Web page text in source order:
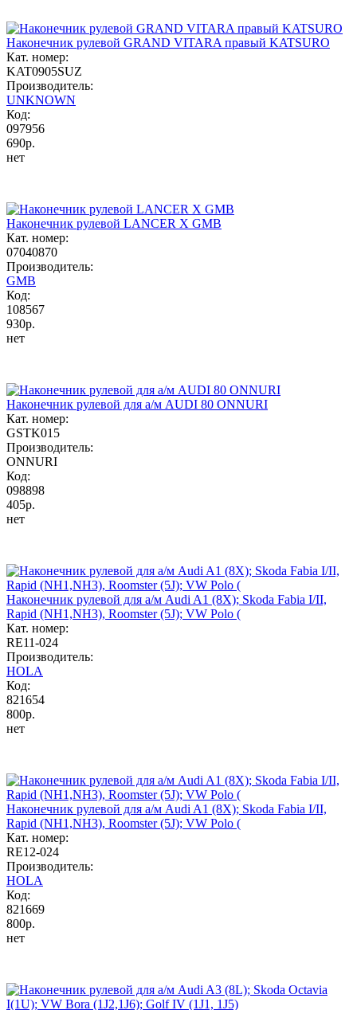
Наконечник рулевой GRAND VITARA правый KATSURO
Кат. номер:
KAT0905SUZ
Производитель:
UNKNOWN
Код:
097956
690р.
нет
Наконечник рулевой LANCER X GMB
Кат. номер:
07040870
Производитель:
GMB
Код:
108567
930р.
нет
Наконечник рулевой для а/м AUDI 80 ONNURI
Кат. номер:
GSTK015
Производитель:
ONNURI
Код:
098898
405р.
нет
Наконечник рулевой для а/м Audi A1 (8X); Skoda Fabia I/II,
Rapid (NH1,NH3), Roomster (5J); VW Polo (
Кат. номер:
RE11-024
Производитель:
HOLA
Код:
821654
800р.
нет
Наконечник рулевой для а/м Audi A1 (8X); Skoda Fabia I/II,
Rapid (NH1,NH3), Roomster (5J); VW Polo (
Кат. номер:
RE12-024
Производитель:
HOLA
Код:
821669
800р.
нет